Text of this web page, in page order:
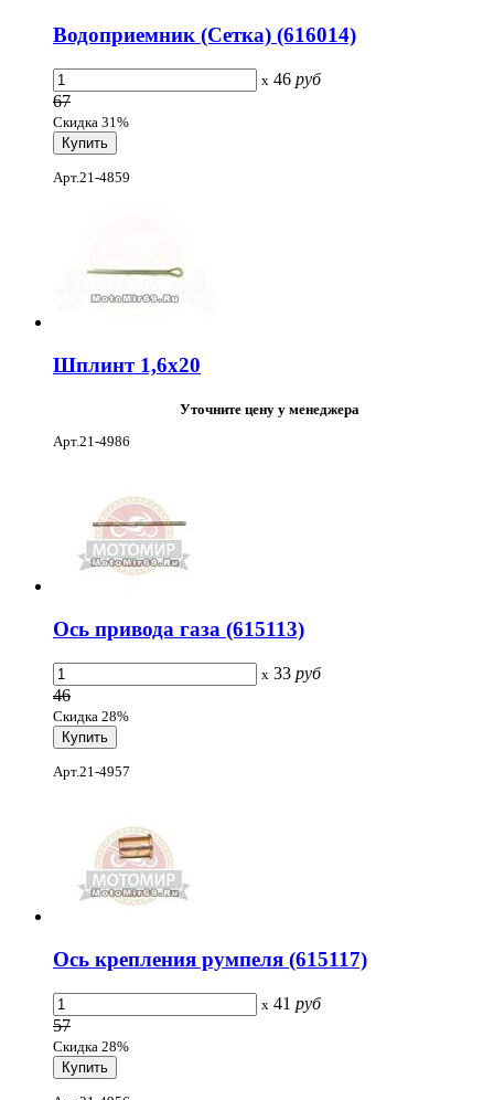
Водоприемник (Сетка) (616014)
x 46 руб
67
Скидка 31%
Арт.21-4859
Шплинт 1,6х20
Уточните цену у менеджера
Арт.21-4986
Ось привода газа (615113)
x 33 руб
46
Скидка 28%
Арт.21-4957
Ось крепления румпеля (615117)
x 41 руб
57
Скидка 28%